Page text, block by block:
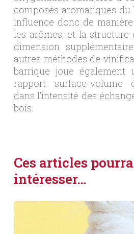
composés aromatiques du
influence donc de
les arômes, et la
dimension
autres méthodes de
barrique joue également
rapport surface-volume
dans l’intensité des
bois.
Ces articles
intéresser…